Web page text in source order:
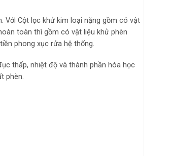
Với Cột lọc khử kim loại nặng gồm có vật
toàn thì gồm có vật liệu khử phèn
phong xục rửa hệ thống.
thấp, nhiệt độ và thành phần hóa học
phèn.